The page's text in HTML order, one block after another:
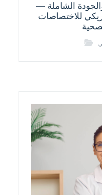
الشاملة —
للاختصاصات